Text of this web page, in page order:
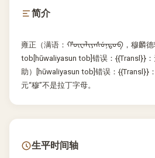
简介
雍正（满语：ᡥᡡᠸᠠᠯᡳᠶᠠᠰᡠᠨᡨ᠋ᠣᠪ，穆麟
tob[hūwaliyasun tob]错误：{{Transl}}
助）[hūwaliyasun tob]错误：{{Transl}}
元“穆”不是拉丁字母。
生平时间轴